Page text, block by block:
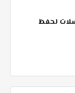
لحفظ